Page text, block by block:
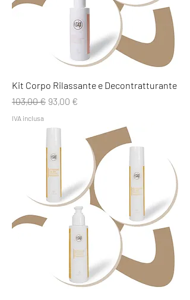
Kit Corpo Rilassante e Decontratturante
Prezzo regolare
103,00 € Prezzo scontato
93,00 €
IVA inclusa